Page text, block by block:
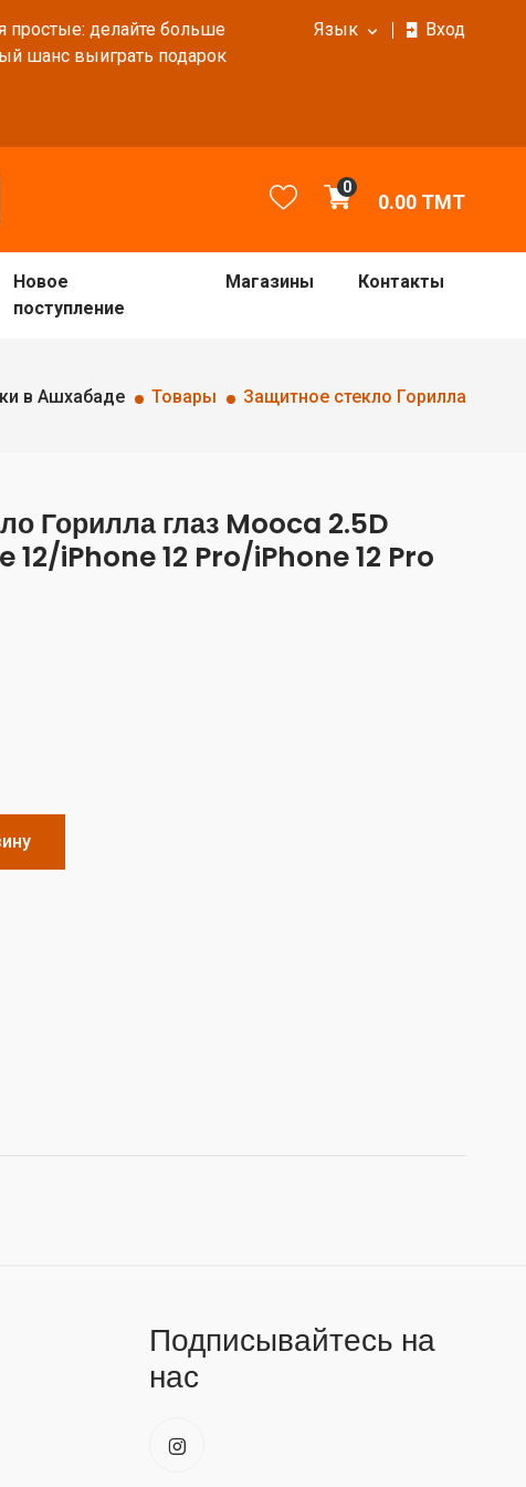
простые: делайте больше
шанс выиграть подарок
Язык Вход
0
0.00 TMT
Новое
поступление
Магазины Контакты
в Ашхабаде Товары Защитное стекло Горилла
Горилла глаз Mooca 2.5D
iPhone 12 Pro/iPhone 12 Pro
Подписывайтесь на
нас